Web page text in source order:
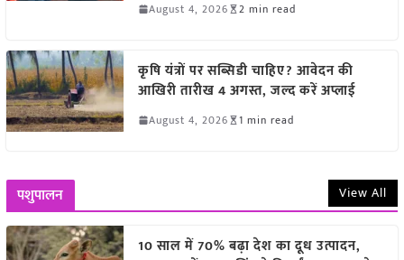
August 4, 2026 2 min read
कृषि यंत्रों पर सब्सिडी चाहिए? आवेदन की
आखिरी तारीख 4 अगस्त, जल्द करें अप्लाई
August 4, 2026 1 min read
पशुपालन View All
10 साल में 70% बढ़ा देश का दूध उत्पादन,